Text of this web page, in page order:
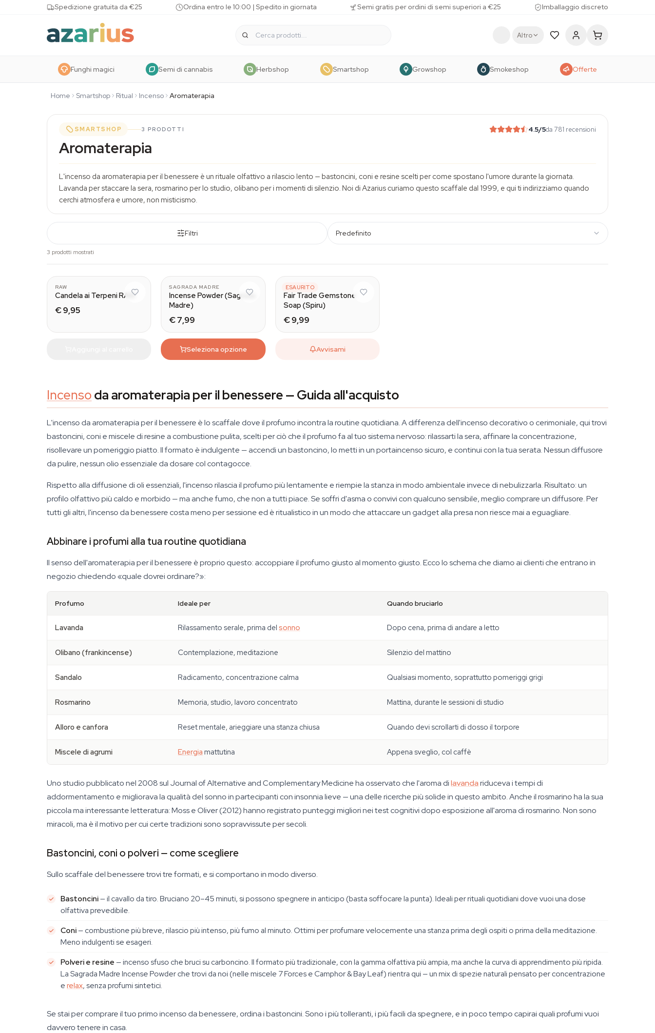
Skip to contentSpedizione gratuita da €25 Ordina entro le 10:00 | Spedito in giornata Semi gratis per ordini di semi superiori a €25 Imballaggio discreto
Altro
Funghi magici Semi di cannabis Herbshop Smartshop Growshop Smokeshop Offerte
Home Smartshop Ritual Incenso Aromaterapia
SMARTSHOP 3 PRODOTTI 4.5/5da 781 recensioni
Aromaterapia
L'incenso da aromaterapia per il benessere è un rituale olfattivo a rilascio lento — bastoncini, coni e resine scelti per come spostano l'umore durante la giornata.
Lavanda per staccare la sera, rosmarino per lo studio, olibano per i momenti di silenzio. Noi di Azarius curiamo questo scaffale dal 1999, e qui ti indirizziamo quando
cerchi atmosfera e umore, non misticismo.
Filtri Predefinito
3 prodotti mostrati
RAW
Candela ai Terpeni RAW
€ 9,95
SAGRADA MADRE
Incense Powder (Sagrada
Madre)
€ 7,99
Seleziona opzione
ESAURITO
SPIRU
Fair Trade Gemstone
Soap (Spiru)
€ 9,99
Avvisami
Incensoda aromaterapia per il benessere — Guida all'acquisto
L'incenso da aromaterapia per il benessere è lo scaffale dove il profumo incontra la routine quotidiana. A differenza dell'incenso decorativo o cerimoniale, qui trovi
bastoncini, coni e miscele di resine a combustione pulita, scelti per ciò che il profumo fa al tuo sistema nervoso: rilassarti la sera, affinare la concentrazione,
risollevare un pomeriggio piatto. Il formato è indulgente — accendi un bastoncino, lo metti in un portaincenso sicuro, e continui con la tua serata. Nessun diffusore
da pulire, nessun olio essenziale da dosare col contagocce.
Rispetto alla diffusione di oli essenziali, l'incenso rilascia il profumo più lentamente e riempie la stanza in modo ambientale invece di nebulizzarla. Risultato: un
profilo olfattivo più caldo e morbido — ma anche fumo, che non a tutti piace. Se soffri d'asma o convivi con qualcuno sensibile, meglio comprare un diffusore. Per
tutti gli altri, l'incenso da benessere costa meno per sessione ed è ritualistico in un modo che attaccare un gadget alla presa non riesce mai a eguagliare.
Abbinare i profumi alla tua routine quotidiana
Il senso dell'aromaterapia per il benessere è proprio questo: accoppiare il profumo giusto al momento giusto. Ecco lo schema che diamo ai clienti che entrano in
negozio chiedendo «quale dovrei ordinare?»:
Profumo Ideale per Quando bruciarlo
Lavanda Rilassamento serale, prima del sonno Dopo cena, prima di andare a letto
Olibano (frankincense) Contemplazione, meditazione Silenzio del mattino
Sandalo Radicamento, concentrazione calma Qualsiasi momento, soprattutto pomeriggi grigi
Rosmarino Memoria, studio, lavoro concentrato Mattina, durante le sessioni di studio
Alloro e canfora Reset mentale, arieggiare una stanza chiusa Quando devi scrollarti di dosso il torpore
Miscele di agrumi Energia mattutina Appena sveglio, col caffè
Uno studio pubblicato nel 2008 sul Journal of Alternative and Complementary Medicine ha osservato che l'aroma dilavandariduceva i tempi di
addormentamento e migliorava la qualità del sonno in partecipanti con insonnia lieve — una delle ricerche più solide in questo ambito. Anche il rosmarino ha la sua
piccola ma interessante letteratura: Moss e Oliver (2012) hanno registrato punteggi migliori nei test cognitivi dopo esposizione all'aroma di rosmarino. Non sono
miracoli, ma è il motivo per cui certe tradizioni sono sopravvissute per secoli.
Bastoncini, coni o polveri — come scegliere
Sullo scaffale del benessere trovi tre formati, e si comportano in modo diverso.
Bastoncini— il cavallo da tiro. Bruciano 20–45 minuti, si possono spegnere in anticipo (basta soffocare la punta). Ideali per rituali quotidiani dove vuoi una dose
olfattiva prevedibile.
Coni— combustione più breve, rilascio più intenso, più fumo al minuto. Ottimi per profumare velocemente una stanza prima degli ospiti o prima della meditazione.
Meno indulgenti se esageri.
Polveri e resine — incenso sfuso che bruci su carboncino. Il formato più tradizionale, con la gamma olfattiva più ampia, ma anche la curva di apprendimento più ripida.
La Sagrada Madre Incense Powder che trovi da noi (nelle miscele 7 Forces e Camphor & Bay Leaf) rientra qui — un mix di spezie naturali pensato per concentrazione
erelax, senza profumi sintetici.
Se stai per comprare il tuo primo incenso da benessere, ordina i bastoncini. Sono i più tolleranti, i più facili da spegnere, e in poco tempo capirai quali profumi vuoi
davvero tenere in casa.